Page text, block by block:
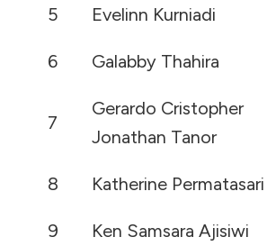
5 Evelinn Kurniadi
6 Galabby Thahira
7
Gerardo Cristopher
Jonathan Tanor
8 Katherine Permatasari
9 Ken Samsara Ajisiwi